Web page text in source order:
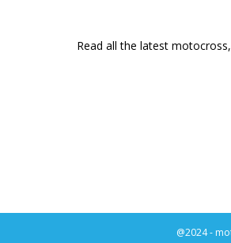
Read all the latest
@2024 -